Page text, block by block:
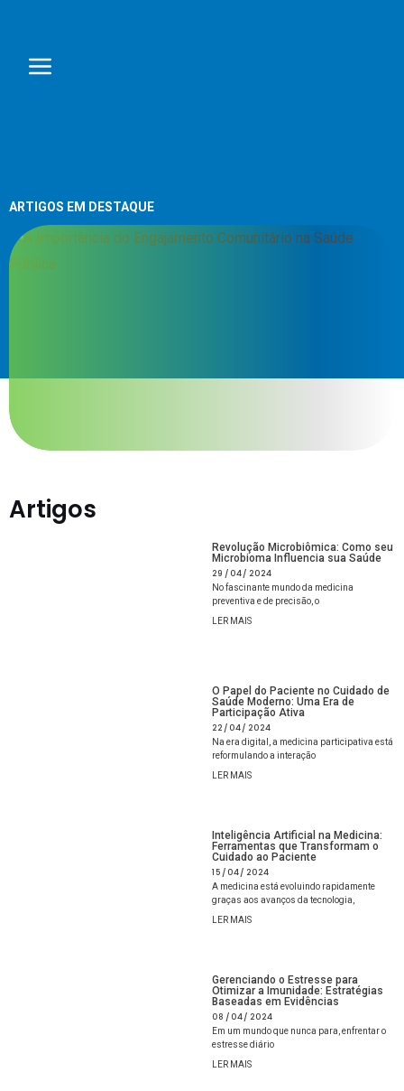
ARTIGOS EM DESTAQUE
COMUNITÁRIO NA SAÚDE PÚBLICA
Artigos
Revolução Microbiômica: Como seu
Microbioma Influencia sua Saúde
29/04/2024
No fascinante mundo da medicina
preventiva e de precisão, o
LER MAIS
O Papel do Paciente no Cuidado de
Saúde Moderno: Uma Era de
Participação Ativa
22/04/2024
Na era digital, a medicina participativa está
reformulando a interação
LER MAIS
Inteligência Artificial na Medicina:
Ferramentas que Transformam o
Cuidado ao Paciente
15/04/2024
A medicina está evoluindo rapidamente
graças aos avanços da tecnologia,
LER MAIS
Gerenciando o Estresse para
Otimizar a Imunidade: Estratégias
Baseadas em Evidências
08/04/2024
Em um mundo que nunca para, enfrentar o
estresse diário
LER MAIS